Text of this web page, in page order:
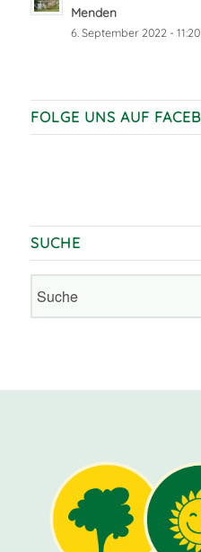
Menden
6. September 2022 - 11:20
FOLGE UNS AUF
SUCHE